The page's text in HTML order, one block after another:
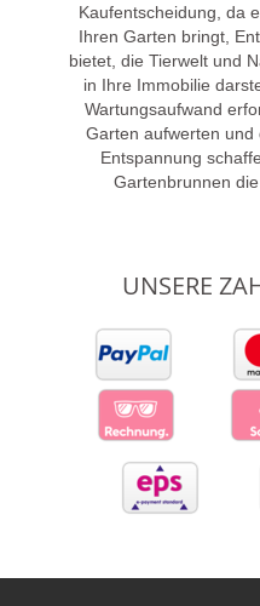
Kaufentscheidung, da
Ihren Garten bringt,
bietet, die Tierwelt und
in Ihre Immobilie
Wartungsaufwand
Garten aufwerten
Entspannung
Gartenbrunnen
UNSERE